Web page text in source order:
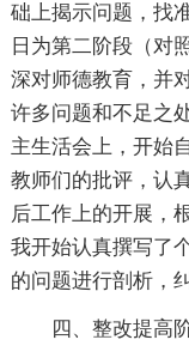
础上揭示问题，找
日为第二阶段（对
深对师德教育，并
许多问题和不足之
主生活会上，开始
教师们的批评，认
后工作上的开展，
我开始认真撰写了
的问题进行剖析，
四、整改提高